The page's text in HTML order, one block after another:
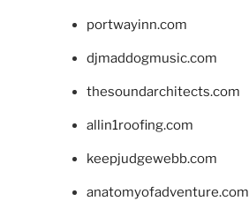
portwayinn.com
djmaddogmusic.com
thesoundarchitects.com
allin1roofing.com
keepjudgewebb.com
anatomyofadventure.com